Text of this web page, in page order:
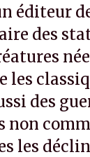
éditeur
des
les
des
non
les